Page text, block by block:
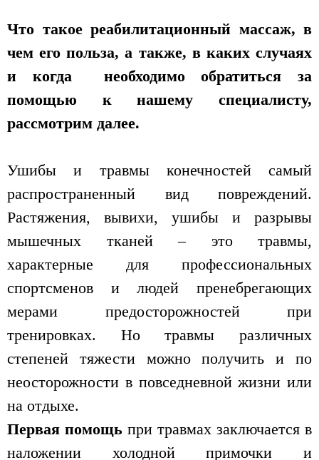
Что такое реабилитационный массаж, в
чем его польза, а также, в каких случаях
и когда необходимо обратиться за
помощью к нашему специалисту,
рассмотрим далее.
Ушибы и травмы конечностей самый
распространенный вид повреждений.
Растяжения, вывихи, ушибы и разрывы
мышечных тканей – это травмы,
характерные для профессиональных
спортсменов и людей пренебрегающих
мерами предосторожностей при
тренировках. Но травмы различных
степеней тяжести можно получить и по
неосторожности в повседневной жизни или
на отдыхе.
Первая помощь при травмах заключается в
наложении холодной примочки и